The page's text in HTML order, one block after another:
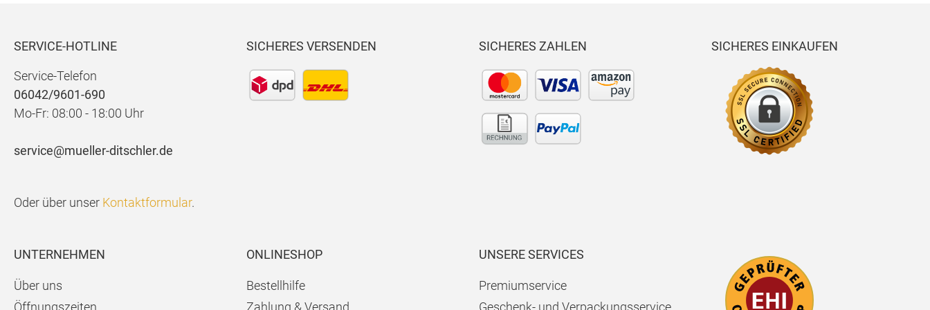
SERVICE-HOTLINE
Service-Telefon
06042/9601-690
Mo-Fr: 08:00 - 18:00 Uhr
service@mueller-ditschler.de
Oder über unser Kontaktformular.
SICHERES VERSENDEN SICHERES ZAHLEN SICHERES EINKAUFEN
UNTERNEHMEN
Über uns
Öffnungszeiten
ONLINESHOP
Bestellhilfe
Zahlung & Versand
UNSERE SERVICES
Premiumservice
Geschenk- und Verpackungsservice